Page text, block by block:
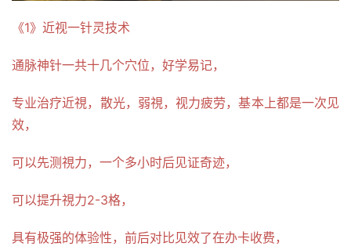
《1》近视一针灵技术
通脉神针一共十几个穴位，好学易记，
专业治疗近視，散光，弱視，视力疲劳，基本上都是一次见
效，
可以先测視力，一个多小时后见证奇迹，
可以提升視力2-3格，
具有极强的体验性，前后对比见效了在办卡收费，